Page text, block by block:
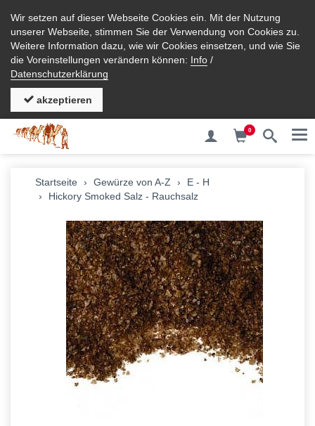
Wir setzen auf dieser Webseite Cookies ein. Mit der Nutzung
unserer Webseite, stimmen Sie der Verwendung von Cookies zu.
Weitere Information dazu, wie wir Cookies einsetzen, und wie Sie
die Voreinstellungen verändern können: Info /
Datenschutzerklärung
akzeptieren
0
Startseite Gewürze von A-Z
E - H
Hickory Smoked Salz - Rauchsalz